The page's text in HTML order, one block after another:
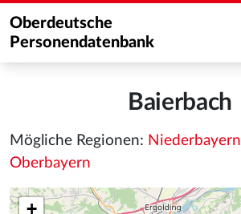
Oberdeutsche
Personendatenbank
Baierbach
Mögliche Regionen: Niederbayern
Oberbayern
+